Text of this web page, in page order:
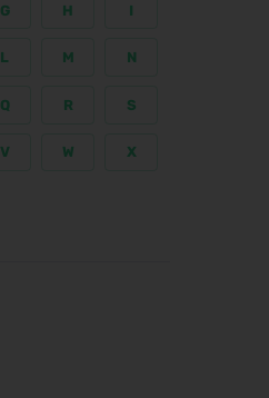
G H I
L M N
Q R S
V W X